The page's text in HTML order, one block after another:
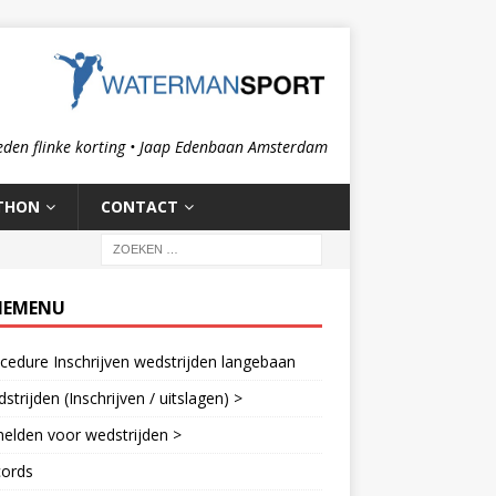
flinke korting • Jaap Edenbaan Amsterdam
CONTACT
Inschrijven wedstrijden langebaan
(Inschrijven / uitslagen) >
voor wedstrijden >